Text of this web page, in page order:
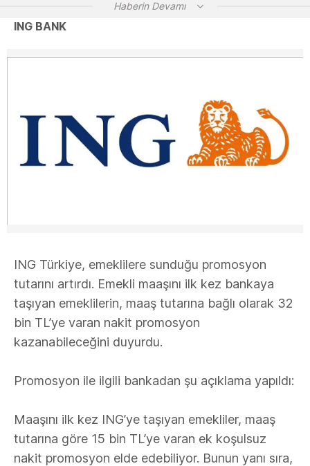
Haberin Devamı
ING BANK
ING Türkiye, emeklilere sunduğu promosyon
tutarını artırdı. Emekli maaşını ilk kez bankaya
taşıyan emeklilerin, maaş tutarına bağlı olarak 32
bin TL’ye varan nakit promosyon
kazanabileceğini duyurdu.
Promosyon ile ilgili bankadan şu açıklama yapıldı:
Maaşını ilk kez ING’ye taşıyan emekliler, maaş
tutarına göre 15 bin TL’ye varan ek koşulsuz
nakit promosyon elde edebiliyor. Bunun yanı sıra,